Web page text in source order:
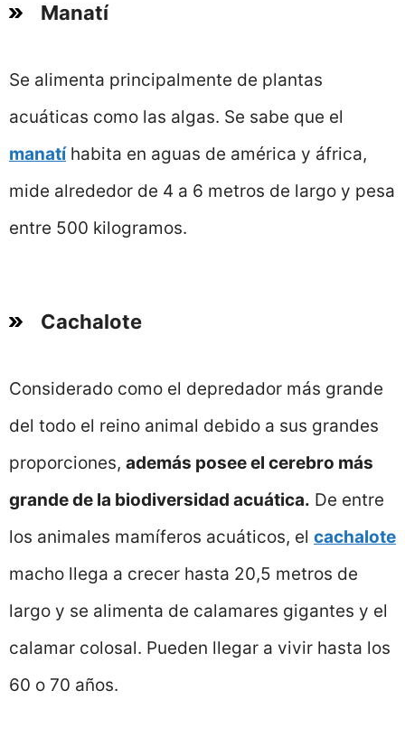
Manatí
Se alimenta principalmente de plantas
acuáticas como las algas. Se sabe que el
manatíhabita en aguas de américa y áfrica,
mide alrededor de 4 a 6 metros de largo y pesa
entre 500 kilogramos.
Cachalote
Considerado como el depredador más grande
del todo el reino animal debido a sus grandes
proporciones, además posee el cerebro más
grande de la biodiversidad acuática. De entre
los animales mamíferos acuáticos, el cachalote
macho llega a crecer hasta 20,5 metros de
largo y se alimenta de calamares gigantes y el
calamar colosal. Pueden llegar a vivir hasta los
60 o 70 años.